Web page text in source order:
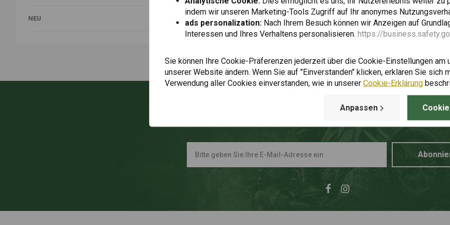
NEU
Immer auf dem Laufenden bleiben + 5%
indem wir unseren Marketing-Tools Zugriff auf Ihr anonymes
ads personalization: Nach Ihrem Besuch können wir Anzeigen auf
Interessen und Ihres Verhaltens personalisieren. https://
Sie können Ihre Cookie-Präferenzen jederzeit über die Cookie-Einstellungen am
unserer Website ändern. Wenn Sie auf "Einverstanden" klicken, erklären Sie sich
Verwendung aller Cookies einverstanden, wie in unserer Cookie-Erklärung
Anpassen